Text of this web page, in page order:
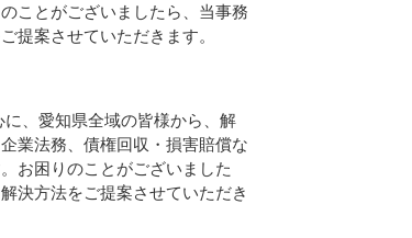
ことがございましたら、当事務
提案させていただきます。
に、愛知県全域の皆様から、解
業法務、債権回収・損害賠償な
お困りのことがございました
決方法をご提案させていただき